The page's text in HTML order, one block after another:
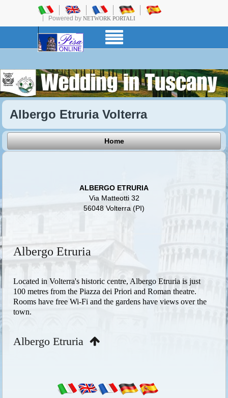
Powered by NETWORK PORTALI
Albergo Etruria Volterra
Home
ALBERGO ETRURIA
Via Matteotti 32
56048 Volterra (PI)
Albergo Etruria
Located in Volterra's historic centre, Albergo Etruria is just
100 metres from the Piazza dei Priori and Roman theatre.
Rooms have free Wi-Fi and the gardens have views over the
town.
Albergo Etruria